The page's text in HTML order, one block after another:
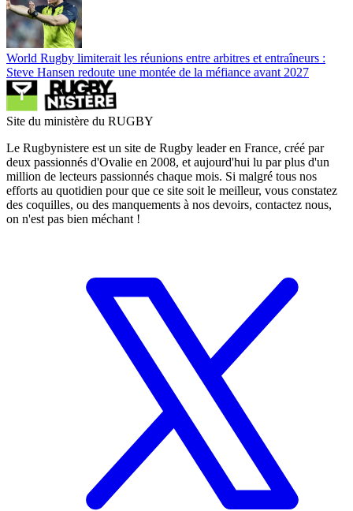
World Rugby limiterait les réunions entre arbitres et entraîneurs :
Steve Hansen redoute une montée de la méfiance avant 2027
Site du ministère du RUGBY
Le Rugbynistere est un site de Rugby leader en France, créé par
deux passionnés d'Ovalie en 2008, et aujourd'hui lu par plus d'un
million de lecteurs passionnés chaque mois. Si malgré tous nos
efforts au quotidien pour que ce site soit le meilleur, vous constatez
des coquilles, ou des manquements à nos devoirs, contactez nous,
on n'est pas bien méchant !